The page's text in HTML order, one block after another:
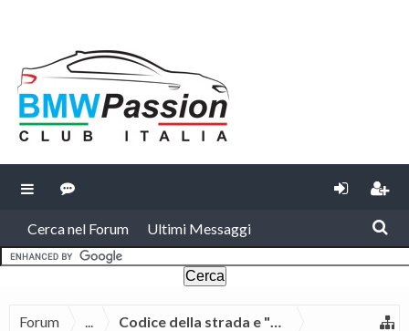
Cerca nel Forum Ultimi Messaggi
Forum ... Codice della strada e "vita da